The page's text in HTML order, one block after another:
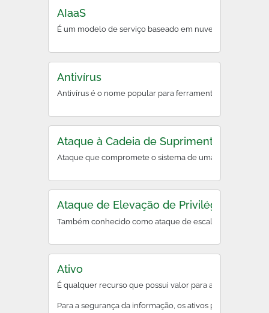
AIaaS
É um modelo de serviço baseado em nuvem que
Antivírus
Antivírus é o nome popular para ferramentas
Ataque à Cadeia de Suprimentos
Ataque que compromete o sistema de uma organização
Ataque de Elevação de Privilégios
Também conhecido como ataque de escalação de
Ativo
É qualquer recurso que possui valor para a organização.
Para a segurança da informação, os ativos precisam ser